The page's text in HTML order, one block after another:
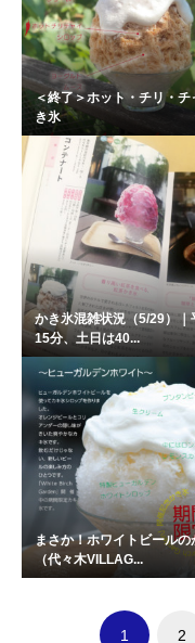
＜終了＞ホット・チリ・チ
き氷
かき氷混雑状況（5/29）｜
15分、土日は40...
まさか！ホワイトビールの
（代々木VILLAG...
1 2